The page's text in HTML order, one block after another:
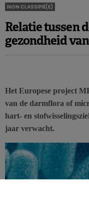
NON CLASSIFIÉ(E)
Relatie tussen
gezondheid
Het Europese project
van de darmflora of
hart- en
jaar verwacht.